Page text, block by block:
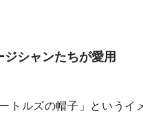
シャンたちが愛用
トルズの帽子」というイ